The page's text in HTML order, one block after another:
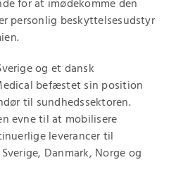
for at imødekomme den
personlig beskyttelsesudstyr
og et dansk
befæstet sin position
til sundhedssektoren.
evne til at mobilisere
leverancer til
Danmark, Norge og